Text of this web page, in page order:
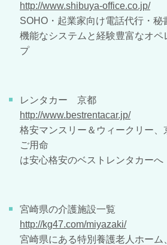
http://www.shibuya-office.co.jp/
SOHO・起業家向け電話代行・秘
機能なシステムと経験豊富なオペ
プ
レンタカー 京都
http://www.bestrentacar.jp/
格安マンスリー＆ウィークリー
ご用命
は安心格安のベストレンタカーへ
宮崎県の介護施設一覧
http://kg47.com/miyazaki/
宮崎県にある特別養護老人ホー